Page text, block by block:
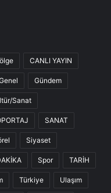
CANLI YAYIN
Gündem
Sanat
SANAT
Siyaset
Spor TARİH
Türkiye Ulaşım